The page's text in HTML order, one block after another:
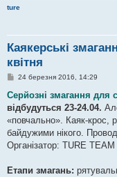
ture
Каякерські
квітня
П
в
д
о
л
е
н
я
24 березня 2016, 14:29
Серйозні змагання для
відбудуться 23-24.04.
«повчально». Каяк-крос,
байдужими нікого.
Організатор: TURE TEAM
Етапи змагань: